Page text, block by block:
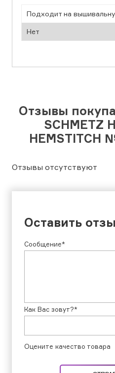
Подходит на
Нет
Отзывы
SCHMETZ
HEMSTITCH
Отзывы отсутствуют
Оставить
Сообщение*
Как Вас зовут?*
Оцените качество товара